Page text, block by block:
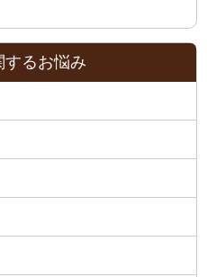
するお悩み